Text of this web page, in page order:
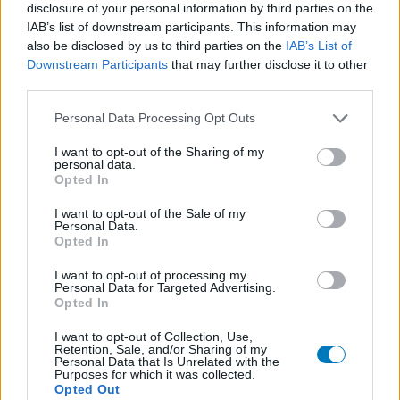
disclosure of your personal information by third parties on the
IAB’s list of downstream participants. This information may
also be disclosed by us to third parties on the IAB’s List of
Downstream Participants that may further disclose it to other
Personal Data Processing Opt Outs
I want to opt-out of the Sharing of my
personal data.
Opted In
I want to opt-out of the Sale of my
Personal Data.
Opted In
I want to opt-out of processing my
Personal Data for Targeted Advertising.
Opted In
I want to opt-out of Collection, Use,
Retention, Sale, and/or Sharing of my
Personal Data that Is Unrelated with the
Purposes for which it was collected.
Opted Out
Psychose / schizofrenie - antipsychotica
Escitalopram (647)
Depressie - antidepressiva SSRI
Amoxicilline (646)
Antibiotica - penicillines breedspectrum
Wellbutrin XR (646)
Metformine (620)
Diabetes (suikerziekte) - orale middelen
Implanon (hormoonimplantaat) (584)
Anticonceptie - overig
Depressie - antidepressiva SSRI
Concerta (503)
ADHD - psychostimulantia
Amlodipine (493)
Bloeddruk - calciumantagonisten